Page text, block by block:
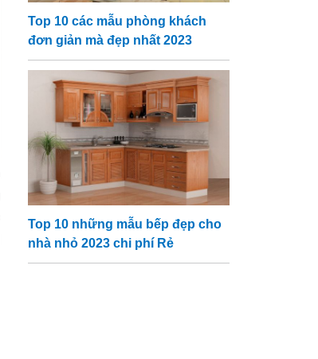
Top 10 các mẫu phòng khách
đơn giản mà đẹp nhất 2023
Top 10 những mẫu bếp đẹp cho
nhà nhỏ 2023 chi phí Rẻ